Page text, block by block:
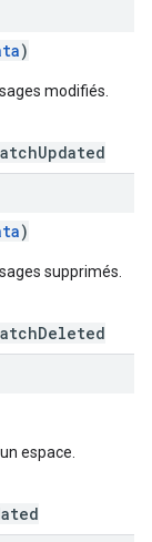
)
modifiés.
)
supprimés.
espace.